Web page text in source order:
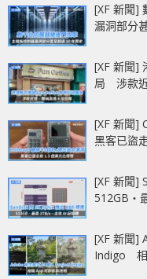
[XF 新聞]
漏洞部分
[XF 新聞]
局 涉款
[XF 新聞]
黑客已盜
[XF 新聞]
512GB‧
[XF 新聞]
Indigo 相